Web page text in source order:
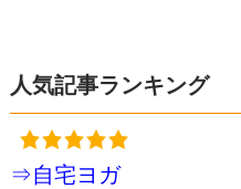
人気記事ランキング
⇒自宅ヨガ